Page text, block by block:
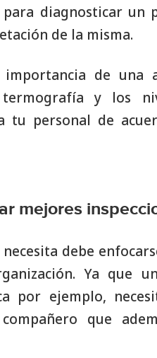
diagnosticar un
de la misma.
de una
y los
tu personal de
mejores
debe
Ya que
por ejemplo,
que